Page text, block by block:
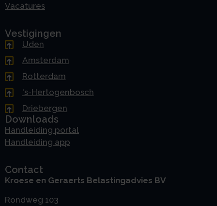
Vacatures
Vestigingen
Uden
Amsterdam
Rotterdam
's-Hertogenbosch
Driebergen
Downloads
Handleiding portal
Handleiding app
Contact
Kroese en Geraerts Belastingadvies BV
Rondweg 103